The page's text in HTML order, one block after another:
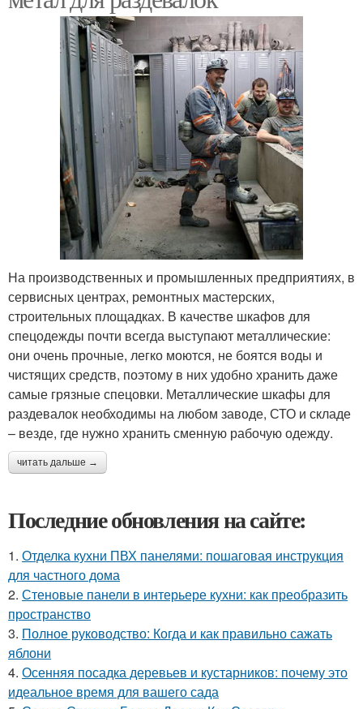
На производственных и промышленных предприятиях, в
сервисных центрах, ремонтных мастерских,
строительных площадках. В качестве шкафов для
спецодежды почти всегда выступают металлические:
они очень прочные, легко моются, не боятся воды и
чистящих средств, поэтому в них удобно хранить даже
самые грязные спецовки. Металлические шкафы для
раздевалок необходимы на любом заводе, СТО и складе
– везде, где нужно хранить сменную рабочую одежду.
читать дальше →
Последние обновления на сайте:
1. Отделка кухни ПВХ панелями: пошаговая инструкция
для частного дома
2. Стеновые панели в интерьере кухни: как преобразить
пространство
3. Полное руководство: Когда и как правильно сажать
яблони
4. Осенняя посадка деревьев и кустарников: почему это
идеальное время для вашего сада